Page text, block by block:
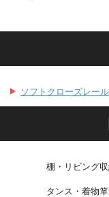
ソフトクローズレー
棚・リビング
タンス・着物